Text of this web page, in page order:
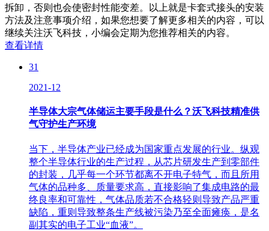
拆卸，否则也会使密封性能变差。以上就是卡套式接头的安装
方法及注意事项介绍，如果您想要了解更多相关的内容，可以
继续关注沃飞科技，小编会定期为您推荐相关的内容。
查看详情
31
2021-12
半导体大宗气体储运主要手段是什么？沃飞科技精准供
气守护生产环境
当下，半导体产业已经成为国家重点发展的行业。纵观
整个半导体行业的生产过程，从芯片研发生产到零部件
的封装，几乎每一个环节都离不开电子特气，而且所用
气体的品种多、质量要求高，直接影响了集成电路的最
终良率和可靠性，气体品质若不合格轻则导致产品严重
缺陷，重则导致整条生产线被污染乃至全面瘫痪，是名
副其实的电子工业“血液”。